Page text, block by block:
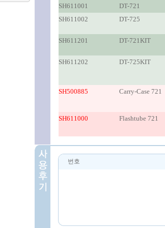
SH611001
DT-721
SH611002
DT-725
SH611201 DT-721KIT
SH611202 DT-725KIT
SH500885 Carry-Case 721
SH611000 Flashtube 721
번호